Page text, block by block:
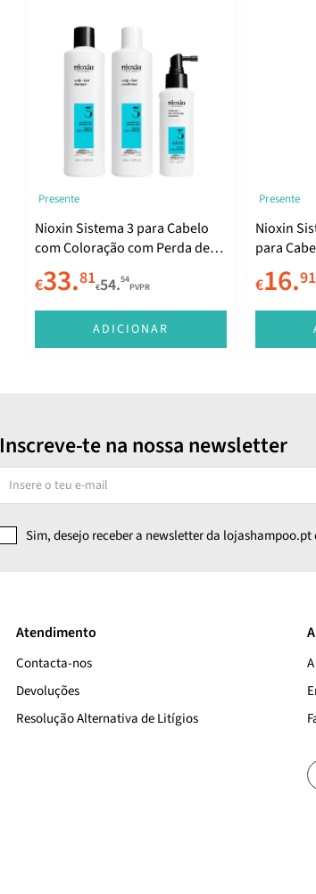
Presente
Nioxin Sistema 3 para Cabelo
com Coloração com Perda de
Densidade Ligeira Pack
€33.81€54.54
PVPR
ADICIONAR
Presente
Nioxin
para
com
Ligeira
€16.91
Inscreve-te na nossa newsletter
Sim, desejo receber a newsletter da
Atendimento
Contacta-nos
Devoluções
Resolução Alternativa de Litígios